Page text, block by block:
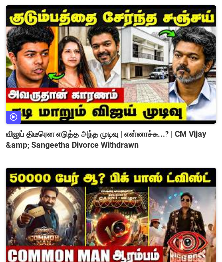
விஜய் திடீரென எடுத்த அந்த முடிவு | என்னாச்சு...? | CM Vijay
&amp; Sangeetha Divorce Withdrawn